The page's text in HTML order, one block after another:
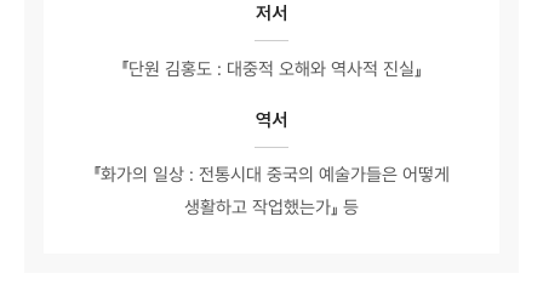
저서
『단원 김홍도 : 대중적 오해와 역사적 진실』
역서
『화가의 일상 : 전통시대 중국의 예술가들은 어떻게
생활하고 작업했는가』 등